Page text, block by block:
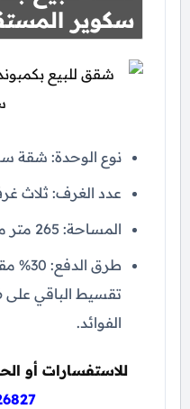
سكوير
نوع الوحدة: شقة
عدد الغرف: ثلاث
المساحة: 265 متر مربع.
طرق
الفوائد.
للاستفسارات أو